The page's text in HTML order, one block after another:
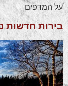
על המדפים
בירות חדשות